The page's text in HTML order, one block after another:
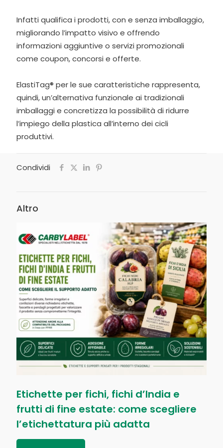
Infatti qualifica i prodotti, con e senza imballaggio,
migliorando l’impatto visivo e offrendo
informazioni aggiuntive o servizi promozionali
come coupon, concorsi e offerte.
ElastiTag® per le sue caratteristiche rappresenta,
quindi, un’alternativa funzionale ai tradizionali
imballaggi e concretizza la possibilità di ridurre
l’impiego della plastica all’interno dei cicli
produttivi.
Condividi
Altro
Etichette per fichi, fichi d’India e
frutti di fine estate: come scegliere
l’etichettatura più adatta